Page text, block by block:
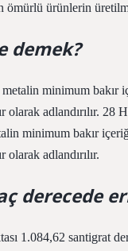
ömürlü ürünlerin
demek?
minimum bakır
olarak adlandırılır. 28
minimum bakır
olarak adlandırılır.
derecede
1.084,62 santigrat